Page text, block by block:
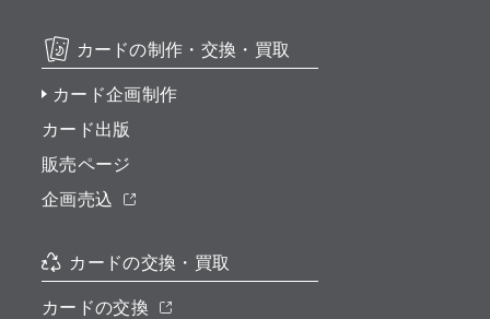
カードの制作・交換・買取
カード企画制作
カード出版
販売ページ
企画売込
カードの交換・買取
カードの交換